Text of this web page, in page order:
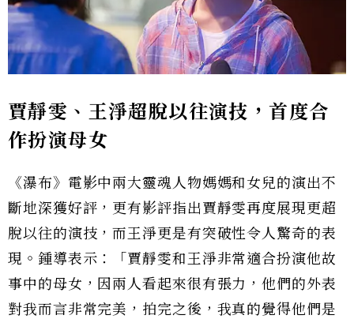
賈靜雯、王淨超脫以往演技，首度合
作扮演母女
《瀑布》電影中兩大靈魂人物媽媽和女兒的演出不
斷地深獲好評，更有影評指出賈靜雯再度展現更超
脫以往的演技，而王淨更是有突破性令人驚奇的表
現。鍾導表示：「賈靜雯和王淨非常適合扮演他故
事中的母女，因兩人看起來很有張力，他們的外表
對我而言非常完美，拍完之後，我真的覺得他們是